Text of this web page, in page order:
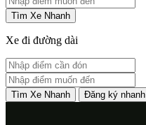
Tìm Xe Nhanh
Xe đi đường dài
Tìm Xe Nhanh Đăng ký nhanh